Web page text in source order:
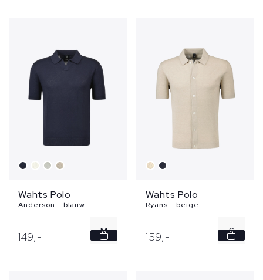
XXL
Wahts Polo
Anderson - blauw
149,- M
Wahts Polo
Ryans - beige
159,- S